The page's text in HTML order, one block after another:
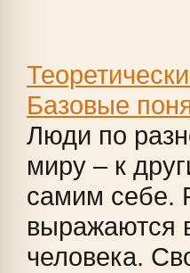
Базовые
Люди по
миру – к
самим себе.
выражаются
человека.